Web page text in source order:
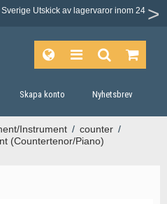
Utskick av lagervaror inom 24
Skapa konto Nyhetsbrev
Instrument / counter /
(Countertenor/Piano)